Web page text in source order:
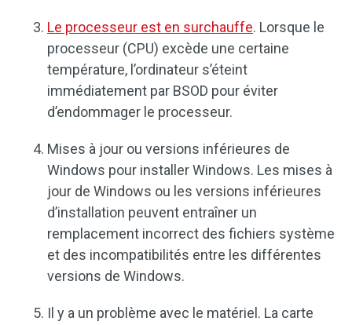
Le processeur est en surchauffe. Lorsque le
processeur (CPU) excède une certaine
température, l’ordinateur s’éteint
immédiatement par BSOD pour éviter
d’endommager le processeur.
Mises à jour ou versions inférieures de
Windows pour installer Windows. Les mises à
jour de Windows ou les versions inférieures
d’installation peuvent entraîner un
remplacement incorrect des fichiers système
et des incompatibilités entre les différentes
versions de Windows.
Il y a un problème avec le matériel. La carte